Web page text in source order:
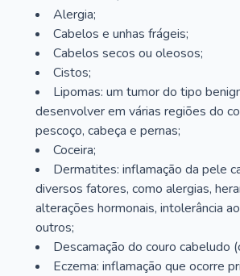
Alergia;
Cabelos e unhas frágeis;
Cabelos secos ou oleosos;
Cistos;
Lipomas: um tumor do tipo
desenvolver em várias regiões do
pescoço, cabeça e pernas;
Coceira;
Dermatites: inflamação da pele
diversos fatores, como alergias,
alterações hormonais, intolerância
outros;
Descamação do couro cabeludo
Eczema: inflamação que ocorre